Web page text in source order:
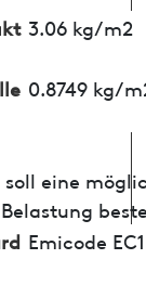
3.06 kg/m2
0.8749 kg/
eine
Emicode